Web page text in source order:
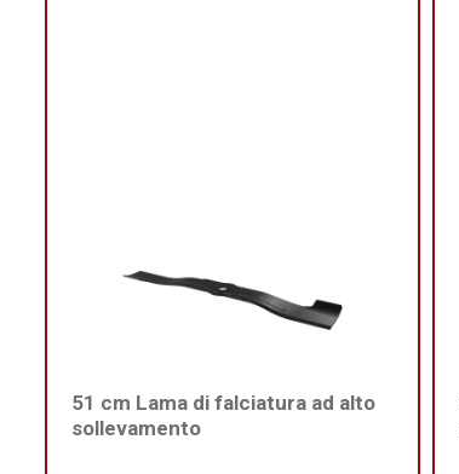
51 cm Lama di falciatura ad alto
sollevamento